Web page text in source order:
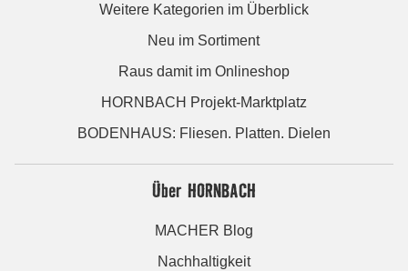
Weitere Kategorien im Überblick
Neu im Sortiment
Raus damit im Onlineshop
HORNBACH Projekt-Marktplatz
BODENHAUS: Fliesen. Platten. Dielen
Über HORNBACH
MACHER Blog
Nachhaltigkeit